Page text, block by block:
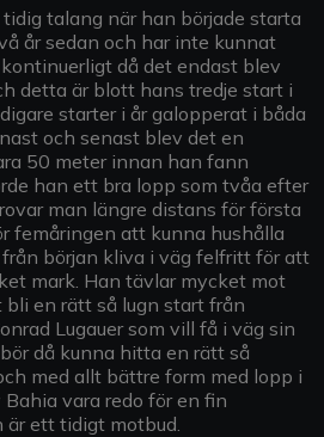
talang när han började starta
år sedan och har inte kunnat
då det endast blev
detta är blott hans tredje start i
starter i år galopperat i båda
och senast blev det en
50 meter innan han fann
han ett bra lopp som tvåa efter
man längre distans för första
femåringen att kunna hushålla
början kliva i väg felfritt för att
mark. Han tävlar mycket mot
bli en rätt så lugn start från
Lugauer som vill få i väg sin
då kunna hitta en rätt så
med allt bättre form med lopp i
vara redo för en fin
är ett tidigt motbud.